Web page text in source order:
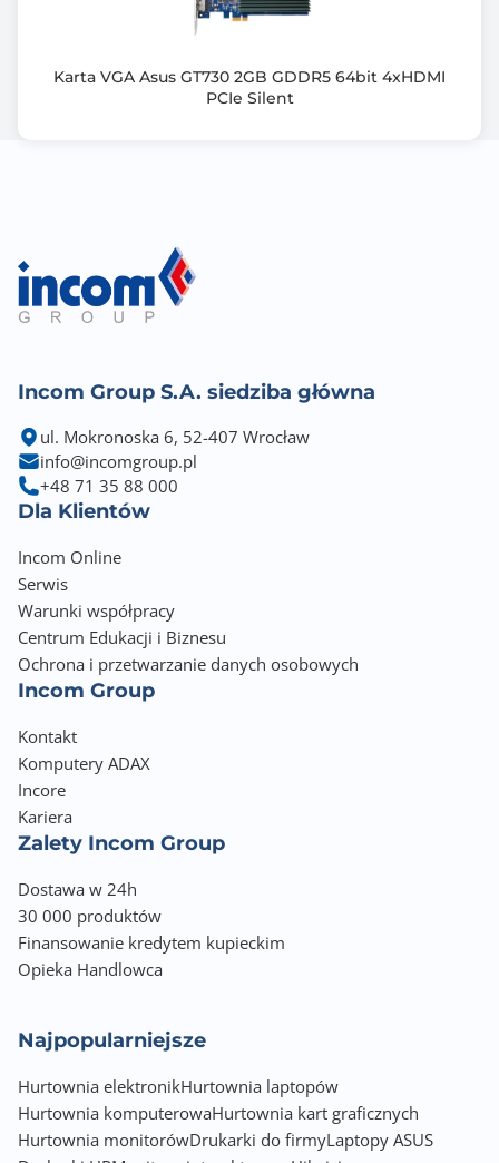
NVIDIA® Vulkan RT API
NVIDIA® Ray Tracing Cores
NVIDIA® Tensor Cores
Rozwiązania producenta VGA
PALIT DrMOS
PALIT 0-dB TECH
PALIT ARGB lighting
Wymiary [S x W] (mm)
328,9 x 132,9
Rodzaj chłodzenia
Aktywne (wentylator+radiator)
850 W
Liczba zajmowanych slotów w obudowie
3,1
Wyposażenie dodatkowe
Informacje dodatkowe
HDCP 2.3, HDMI 2.1a, DisplayPort 1.4a
Maximum Digital Resolution: 4K at 240Hz or 8K at
60Hz with DSC, HDR
Karta VGA Asus GT730 2GB GDDR5 64bit 4xHDMI
PCIe Silent
Incom Group S.A. siedziba główna
ul. Mokronoska 6, 52-407 Wrocław
info@incomgroup.pl
+48 71 35 88 000
Dla Klientów
Incom Online
Serwis
Warunki współpracy
Centrum Edukacji i Biznesu
Ochrona i przetwarzanie danych osobowych
Incom Group
Kontakt
Komputery ADAX
Incore
Kariera
Zalety Incom Group
Dostawa w 24h
30 000 produktów
Finansowanie kredytem kupieckim
Opieka Handlowca
Najpopularniejsze
Hurtownia elektronikHurtownia laptopów
Hurtownia komputerowaHurtownia kart graficznych
Hurtownia monitorówDrukarki do firmyLaptopy ASUS